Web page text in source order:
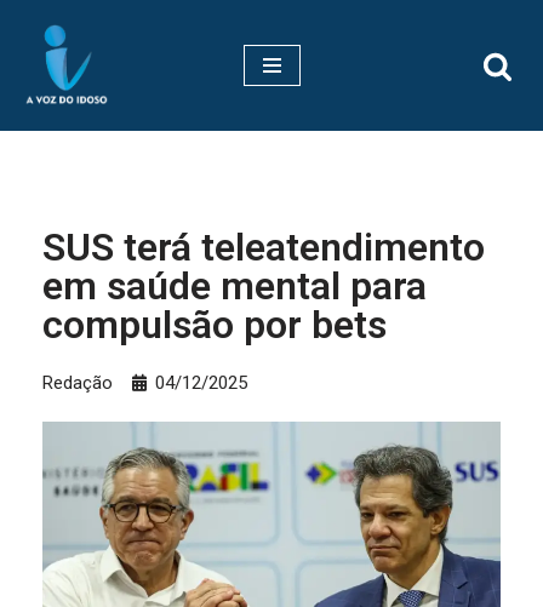
Pular
para
SUS terá teleatendimento
em saúde mental para
compulsão por bets
Redação 04/12/2025